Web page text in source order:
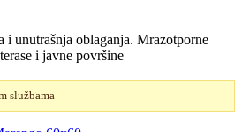
i unutrašnja oblaganja. Mrazotporne
i javne površine
službama